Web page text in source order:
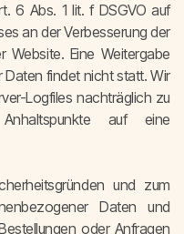
6 Abs. 1 lit. f DSGVO auf
an der Verbesserung der
Website. Eine Weitergabe
findet nicht statt. Wir
Logfiles nachträglich zu
auf eine
und zum
Daten und
oder Anfragen